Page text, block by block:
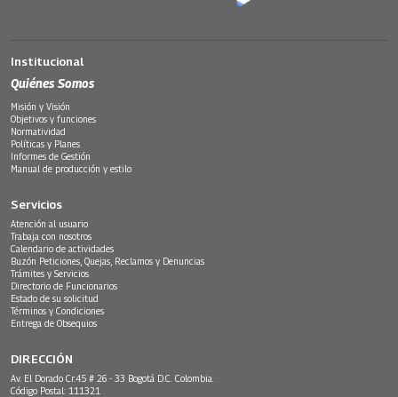
Institucional
Quiénes Somos
Misión y Visión
Objetivos y funciones
Normatividad
Políticas y Planes
Informes de Gestión
Manual de producción y estilo
Servicios
Atención al usuario
Trabaja con nosotros
Calendario de actividades
Buzón Peticiones, Quejas, Reclamos y Denuncias
Trámites y Servicios
Directorio de Funcionarios
Estado de su solicitud
Términos y Condiciones
Entrega de Obsequios
DIRECCIÓN
Av. El Dorado Cr.45 # 26 - 33 Bogotá D.C. Colombia.
Código Postal: 111321